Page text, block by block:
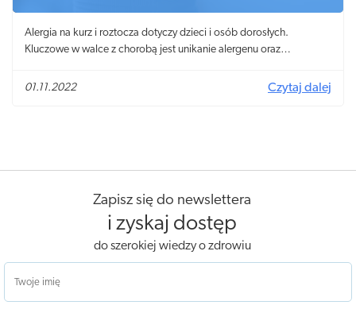
Alergia na kurz i roztocza dotyczy dzieci i osób dorosłych.
Kluczowe w walce z chorobą jest unikanie alergenu oraz
01.11.2022
Czytaj dalej
Zapisz się do newslettera
i zyskaj dostęp
do szerokiej wiedzy o zdrowiu